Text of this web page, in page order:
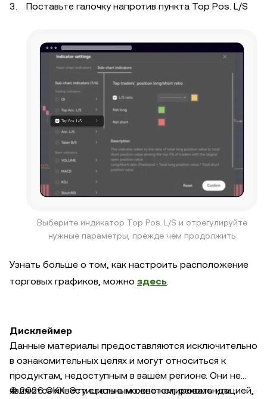
Поставьте галочку напротив пункта Top Pos. L/S
Выберите индикатор Top Pos. L/S и отрегулируйте
нужные параметры, прежде чем продолжить
Узнать больше о том, как настроить расположение
торговых графиков, можно здесь.
Дисклеймер
Данные материалы предоставляются исключительно
в ознакомительных целях и могут относиться к
продуктам, недоступным в вашем регионе. Они не
являются инвестиционным советом, рекомендацией,
© 2026 OKX. Эту статью можно копировать или